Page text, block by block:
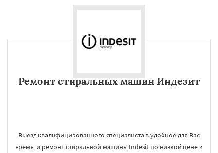
Ремонт стиральных машин Индезит
Выезд квалифицированного специалиста в удобное для Вас
время, и ремонт стиральной машины Indesit по низкой цене и